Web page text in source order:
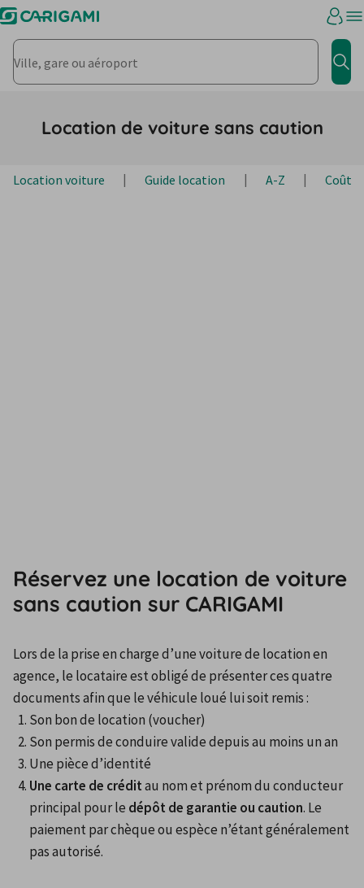
Ville, gare ou aéroport
Location de voiture sans caution
Location voiture Guide location A-Z Coûts
Réservez une location de voiture
sans caution sur CARIGAMI
Lors de la prise en charge d’une voiture de location en
agence, le locataire est obligé de présenter ces quatre
documents afin que le véhicule loué lui soit remis :
Son bon de location (voucher)
Son permis de conduire valide depuis au moins un an
Une pièce d’identité
Une carte de crédit au nom et prénom du conducteur
principal pour le dépôt de garantie ou caution. Le
paiement par chèque ou espèce n’étant généralement
pas autorisé.